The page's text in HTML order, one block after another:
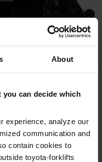
About
you can decide which
experience, analyze our
communication and
contain cookies to
toyota-forklifts
föraren en utmärkt vy